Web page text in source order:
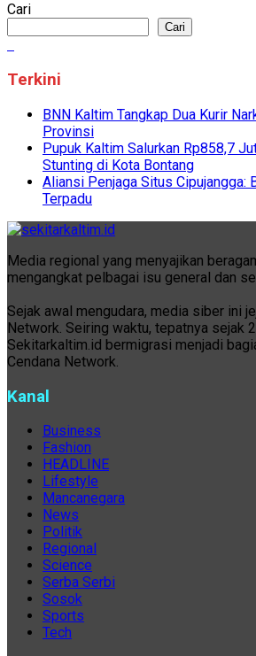
Cari
Cari
Terkini
BNN Kaltim Tangkap Dua Kurir
Provinsi
Pupuk Kaltim Salurkan Rp858,7
Stunting di Kota Bontang
Aliansi Penjaga Situs Cipujangga:
Terpadu
Media regional yang menyajikan
mengangkat pelbagai isu general dan
Sejak awal mengudara, media siber ini
Network. Seiring waktu, tepatnya sejak
Sekitarkaltim.id bermigrasi menjadi
Cendana Network.
Kanal
Business
Fashion
HEADLINE
Lifestyle
Mancanegara
News
Politik
Regional
Science
Serba Serbi
Sosok
Sports
Tech